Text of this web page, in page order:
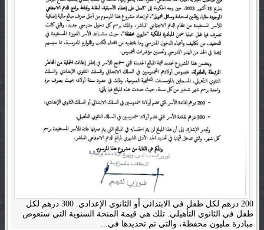
200 درهم لكل طفل في الابتدائي أو الثانوي الإعدادي. 300 درهم لكل
طفل في الثانوي التأهيلي. تلك هي قيمة المنحة السنوية التي ستعوض
مبادرة مليون محفظة، والتي تم تحديدها في...